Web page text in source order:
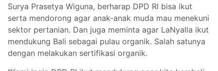
Surya Prasetya Wiguna, berharap DPD RI bisa ikut
serta mendorong agar anak-anak muda mau menekuni
sektor pertanian. Dan juga meminta agar LaNyalla ikut
mendukung Bali sebagai pulau organik. Salah satunya
dengan melakukan sertifikasi organik.